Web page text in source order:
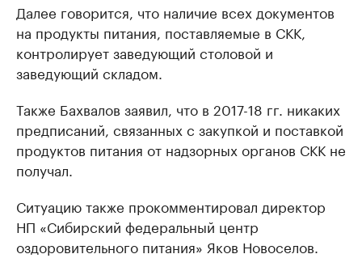
Далее говорится, что наличие всех документов
на продукты питания, поставляемые в СКК,
контролирует заведующий столовой и
заведующий складом.
Также Бахвалов заявил, что в 2017-18 гг. никаких
предписаний, связанных с закупкой и поставкой
продуктов питания от надзорных органов СКК не
получал.
Ситуацию также прокомментировал директор
НП «Сибирский федеральный центр
оздоровительного питания» Яков Новоселов.